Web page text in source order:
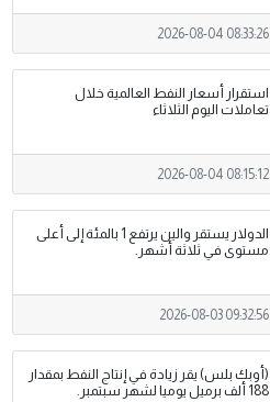
2026-08-04 08:33:26
استقرار أسعار النفط العالمية خلال
تعاملات اليوم الثلاثاء
2026-08-04 08:15:12
الدولار يستقر والين يرتفع 1 بالمئة إلى أعلى
مستوى في ثلاثة أشهر.
2026-08-03 09:32:56
(أوبك بلس) يقر زيادة في إنتاج النفط بمقدار
188 ألف برميل يوميا لشهر سبتمبر.